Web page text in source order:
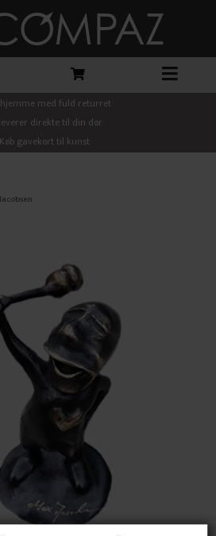
med fuld returret
direkte til din dør
gavekort til kunst